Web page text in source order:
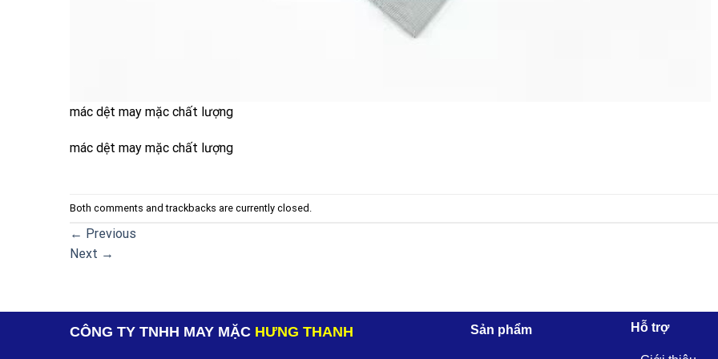
mác dệt may mặc chất lượng
mác dệt may mặc chất lượng
Both comments and trackbacks are currently closed.
← Previous
Next →
CÔNG TY TNHH MAY MẶC HƯNG THANH Sản phẩm Hỗ trợ